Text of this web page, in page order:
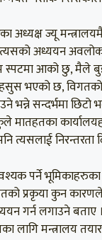
अध्यक्ष ज्यू
अध्ययन
आको छु, मैले
भएको छ, विगतको
भन्ने सन्दर्भमा छिटो
त्यसलाई निरन्तरता
पर्ने
प्रकृया कुन
गर्न लगाउने बताए
लागि मन्त्रालय